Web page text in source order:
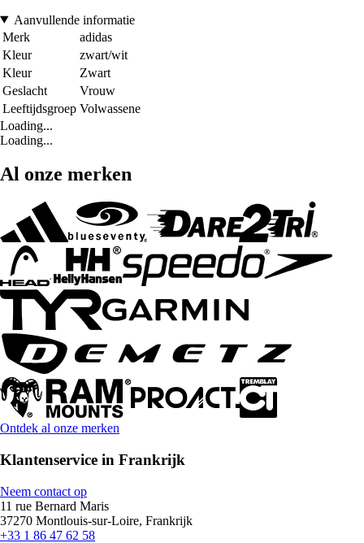
Aanvullende informatie
Merk
adidas
Kleur
zwart/wit
Kleur
Zwart
Geslacht
Vrouw
Leeftijdsgroep Volwassene
Loading...
Loading...
Al onze merken
Ontdek al onze merken
Klantenservice in Frankrijk
Neem contact op
11 rue Bernard Maris
37270 Montlouis-sur-Loire, Frankrijk
+33 1 86 47 62 58